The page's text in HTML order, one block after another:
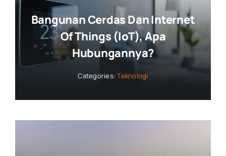
Bangunan Cerdas Dan Internet
Of Things (IoT), Apa
Hubungannya?
Categories:Teknologi